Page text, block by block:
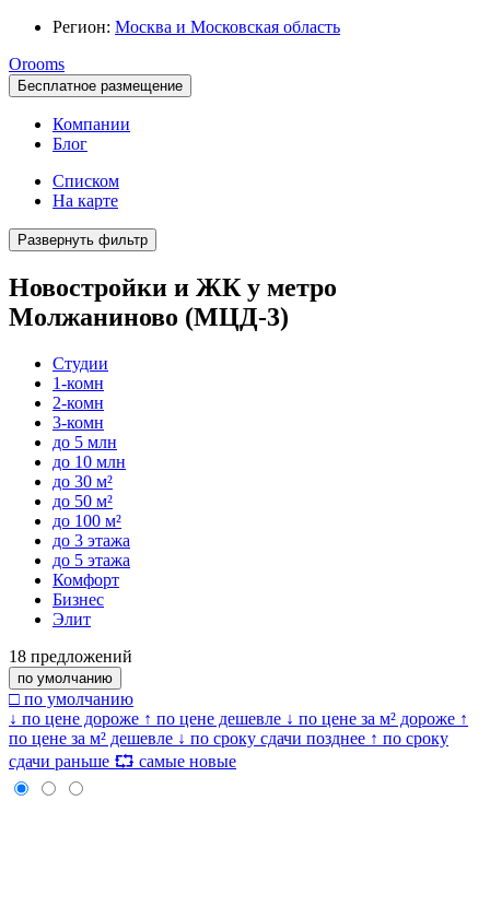
Регион: Москва и Московская область
Orooms
Бесплатное размещение
Компании
Блог
Списком
На карте
Развернуть фильтр
Новостройки и ЖК у метро
Молжаниново (МЦД-3)
Студии
1-комн
2-комн
3-комн
до 5 млн
до 10 млн
до 30 м²
до 50 м²
до 100 м²
до 3 этажа
до 5 этажа
Комфорт
Бизнес
Элит
18 предложений
по умолчанию
□ по умолчанию
↓ по цене дороже ↑ по цене дешевле ↓ по цене за м² дороже ↑
по цене за м² дешевле ↓ по сроку сдачи позднее ↑ по сроку
сдачи раньше ⮔ самые новые